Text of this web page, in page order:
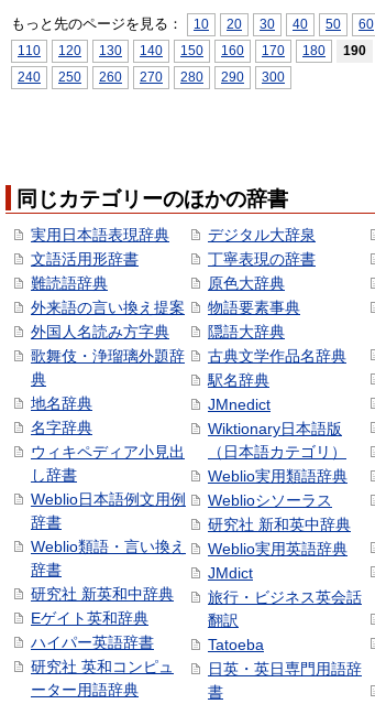
もっと先のページを見る： 10 20 30 40 50 60
110
120 130 140 150 160 170 180 190
240
250 260 270 280 290 300
同じカテゴリーのほかの辞書
実用日本語表現辞典
文語活用形辞書
難読語辞典
外来語の言い換え提案
外国人名読み方字典
歌舞伎・浄瑠璃外題辞
典
地名辞典
名字辞典
ウィキペディア小見出
し辞書
Weblio日本語例文用例
辞書
Weblio類語・言い換え
辞書
研究社 新英和中辞典
Eゲイト英和辞典
ハイパー英語辞書
研究社 英和コンピュ
ーター用語辞典
デジタル大辞泉
丁寧表現の辞書
原色大辞典
物語要素事典
隠語大辞典
古典文学作品名辞典
駅名辞典
JMnedict
Wiktionary日本語版
（日本語カテゴリ）
Weblio実用類語辞典
Weblioシソーラス
研究社 新和英中辞典
Weblio実用英語辞典
JMdict
旅行・ビジネス英会話
翻訳
Tatoeba
日英・英日専門用語辞
書